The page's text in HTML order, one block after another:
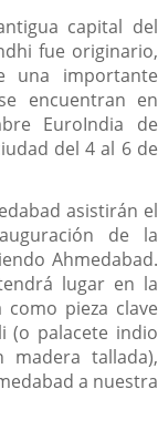
capital del
fue originario,
una importante
encuentran en
EuroIndia de
del 4 al 6 de
asistirán el
de la
Ahmedabad.
lugar en la
pieza clave
(o palacete indio
madera tallada),
a nuestra